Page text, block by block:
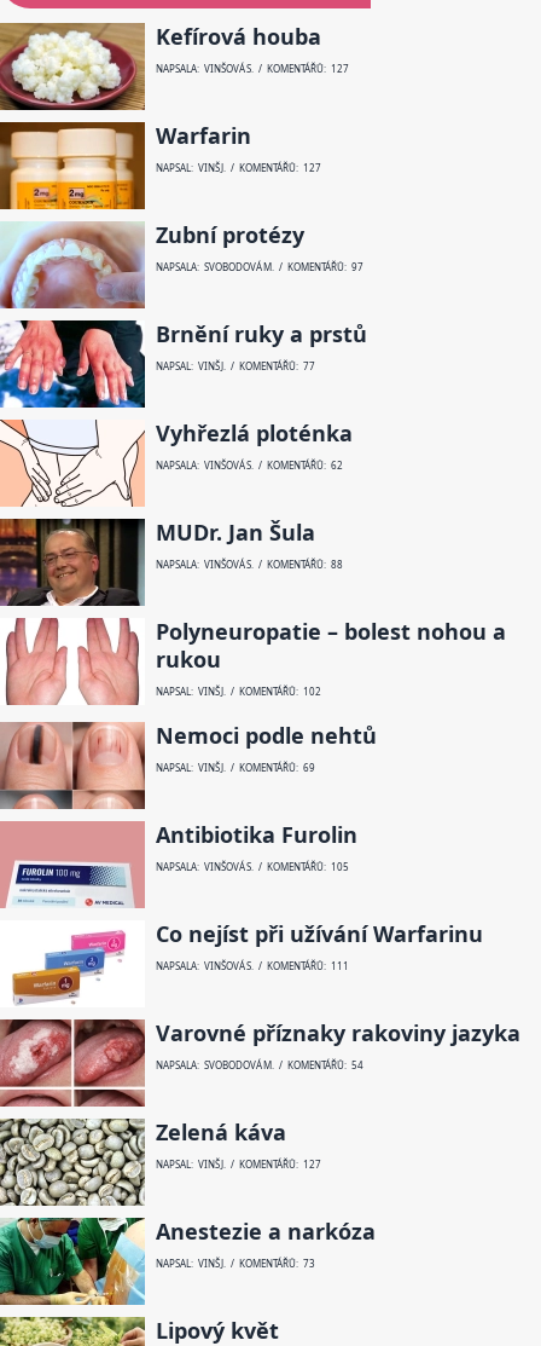
Kefírová houba
NAPSALA: VINŠOVÁ S. / KOMENTÁŘŮ: 127
Warfarin
NAPSAL: VINŠ J. / KOMENTÁŘŮ: 127
Zubní protézy
NAPSALA: SVOBODOVÁ M. / KOMENTÁŘŮ: 97
Brnění ruky a prstů
NAPSAL: VINŠ J. / KOMENTÁŘŮ: 77
Vyhřezlá ploténka
NAPSALA: VINŠOVÁ S. / KOMENTÁŘŮ: 62
MUDr. Jan Šula
NAPSALA: VINŠOVÁ S. / KOMENTÁŘŮ: 88
Polyneuropatie – bolest nohou a
rukou
NAPSAL: VINŠ J. / KOMENTÁŘŮ: 102
Nemoci podle nehtů
NAPSAL: VINŠ J. / KOMENTÁŘŮ: 69
Antibiotika Furolin
NAPSALA: VINŠOVÁ S. / KOMENTÁŘŮ: 105
Co nejíst při užívání Warfarinu
NAPSALA: VINŠOVÁ S. / KOMENTÁŘŮ: 111
Varovné příznaky rakoviny jazyka
NAPSALA: SVOBODOVÁ M. / KOMENTÁŘŮ: 54
Zelená káva
NAPSAL: VINŠ J. / KOMENTÁŘŮ: 127
Anestezie a narkóza
NAPSAL: VINŠ J. / KOMENTÁŘŮ: 73
Lipový květ